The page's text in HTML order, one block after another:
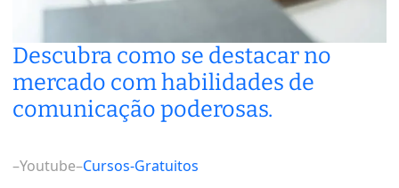
Descubra como se destacar no
mercado com habilidades de
comunicação poderosas.
–Youtube–Cursos-Gratuitos